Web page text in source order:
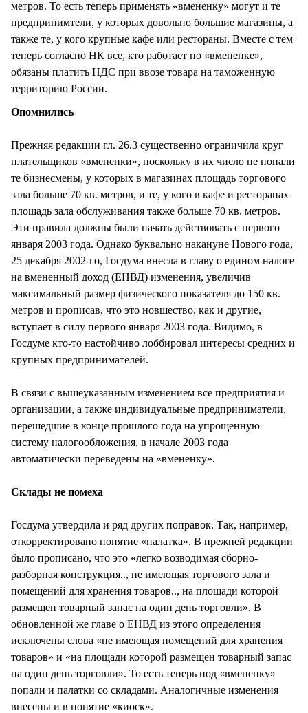
метров. То есть теперь применять «вмененку» могут и те
предпринимтели, у которых довольно большие магазины, а
также те, у кого крупные кафе или рестораны. Вместе с тем
теперь согласно НК все, кто работает по «вмененке»,
обязаны платить НДС при ввозе товара на таможенную
территорию России.
Опомнились
Прежняя редакции гл. 26.3 существенно ограничила круг
плательщиков «вмененки», поскольку в их число не попали
те бизнесмены, у которых в магазинах площадь торгового
зала больше 70 кв. метров, и те, у кого в кафе и ресторанах
площадь зала обслуживания также больше 70 кв. метров.
Эти правила должны были начать действовать с первого
января 2003 года. Однако буквально накануне Нового года,
25 декабря 2002-го, Госдума внесла в главу о едином налоге
на вмененный доход (ЕНВД) изменения, увеличив
максимальный размер физического показателя до 150 кв.
метров и прописав, что это новшество, как и другие,
вступает в силу первого января 2003 года. Видимо, в
Госдуме кто-то настойчиво лоббировал интересы средних и
крупных предпринимателей.
В связи с вышеуказанным изменением все предприятия и
организации, а также индивидуальные предприниматели,
перешедшие в конце прошлого года на упрощенную
систему налогообложения, в начале 2003 года
автоматически переведены на «вмененку».
Склады не помеха
Госдума утвердила и ряд других поправок. Так, например,
откорректировано понятие «палатка». В прежней редакции
было прописано, что это «легко возводимая сборно-
разборная конструкция.., не имеющая торгового зала и
помещений для хранения товаров.., на площади которой
размещен товарный запас на один день торговли». В
обновленной же главе о ЕНВД из этого определения
исключены слова «не имеющая помещений для хранения
товаров» и «на площади которой размещен товарный запас
на один день торговли». То есть теперь под «вмененку»
попали и палатки со складами. Аналогичные изменения
внесены и в понятие «киоск».